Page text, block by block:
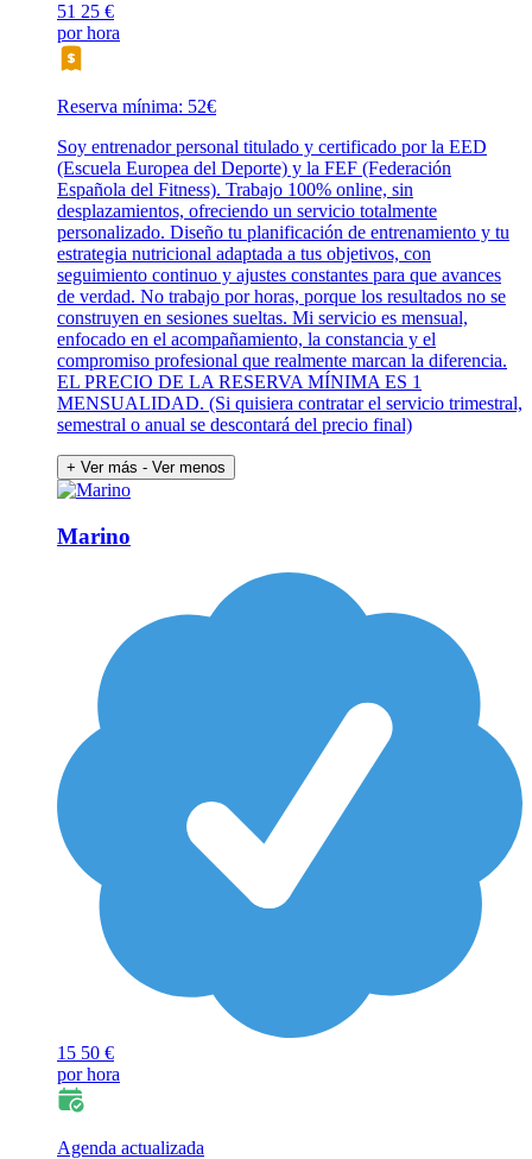
51 25 €
por hora
Reserva mínima: 52€
Soy entrenador personal titulado y certificado por la EED
(Escuela Europea del Deporte) y la FEF (Federación
Española del Fitness). Trabajo 100% online, sin
desplazamientos, ofreciendo un servicio totalmente
personalizado. Diseño tu planificación de entrenamiento y tu
estrategia nutricional adaptada a tus objetivos, con
seguimiento continuo y ajustes constantes para que avances
de verdad. No trabajo por horas, porque los resultados no se
construyen en sesiones sueltas. Mi servicio es mensual,
enfocado en el acompañamiento, la constancia y el
compromiso profesional que realmente marcan la diferencia.
EL PRECIO DE LA RESERVA MÍNIMA ES 1
MENSUALIDAD. (Si quisiera contratar el servicio trimestral,
semestral o anual se descontará del precio final)
+ Ver más - Ver menos
Marino
15 50 €
por hora
Agenda actualizada